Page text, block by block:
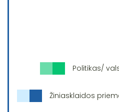
Politikas/
Žiniasklaidos